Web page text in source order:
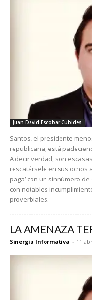
Juan David Escobar Cubides
Santos, el presidente
republicana, está
A decir verdad, son
rescatársele en sus ochos
paga’ con un sinnúmero
con notables
proverbiales.
LA AMENAZA
Sinergia Informativa - 11